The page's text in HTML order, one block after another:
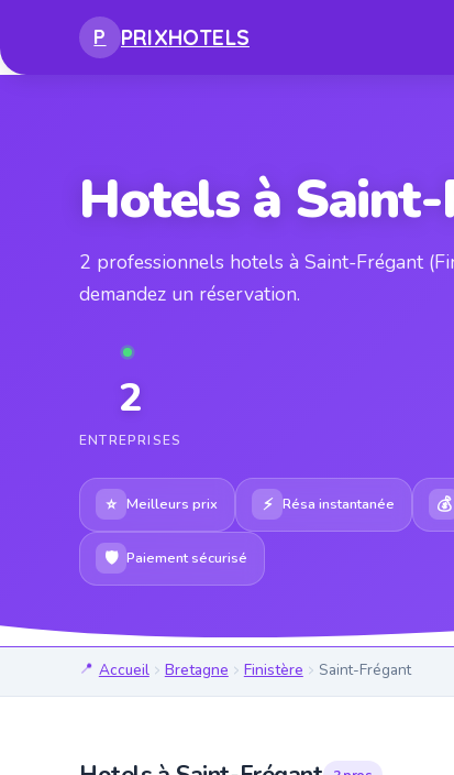
P PRIXHOTELS
Hotels à
2 professionnels hotels à Saint-Frégant
demandez un réservation.
2
ENTREPRISES
⭐ Meilleurs prix ⚡ Résa instantanée 💰
🛡 Paiement sécurisé
Accueil Bretagne Finistère Saint-Frégant